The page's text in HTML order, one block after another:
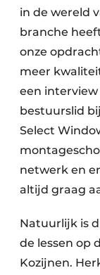
in de wereld
branche
onze
meer
een
bestuurslid
Select
netwerk en
altijd graag
Natuurlijk is
de lessen op
Kozijnen.